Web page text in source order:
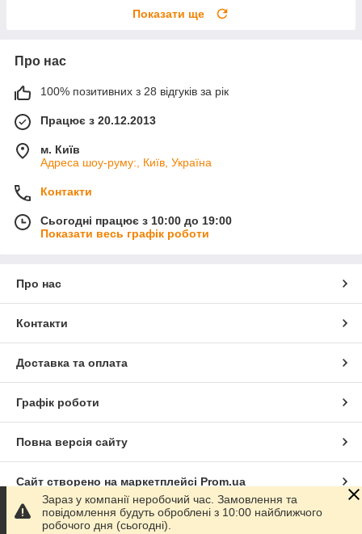
Показати ще
Про нас
100% позитивних з 28 відгуків за рік
Працює з 20.12.2013
м. Київ
Адреса шоу-руму:, Київ, Україна
Контакти
Сьогодні працює з 10:00 до 19:00
Показати весь графік роботи
Про нас
Контакти
Доставка та оплата
Графік роботи
Повна версія сайту
Сайт створено на маркетплейсі Prom.ua
Політика конфіденційності
Зараз у компанії неробочий час. Замовлення та
повідомлення будуть оброблені з 10:00 найближчого
робочого дня (сьогодні).